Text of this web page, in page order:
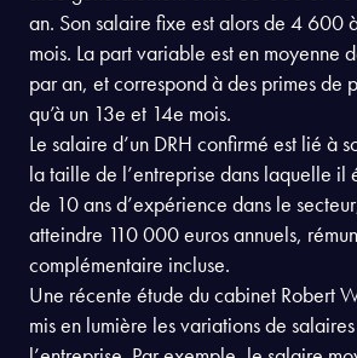
an. Son salaire fixe est alors de 4 600
mois. La part variable est en moyenne
par an, et correspond à des primes de
qu’à un 13e et 14e mois.
Le salaire d’un DRH confirmé est lié à
la taille de l’entreprise dans laquelle il
de 10 ans d’expérience dans le
atteindre 110 000 euros annuels,
complémentaire incluse.
Une récente étude du cabinet Robert
mis en lumière les variations de